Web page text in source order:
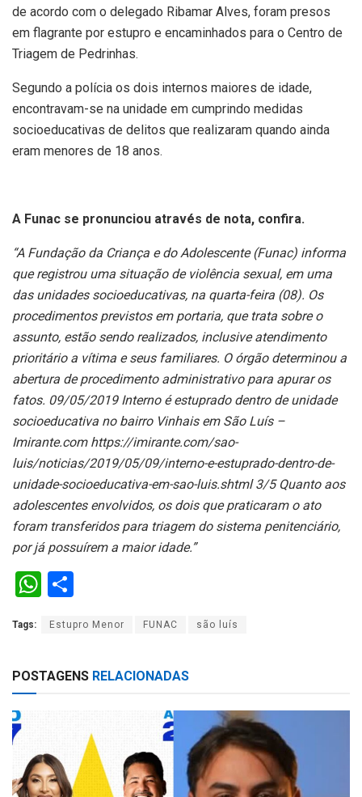
de acordo com o delegado Ribamar Alves, foram presos
em flagrante por estupro e encaminhados para o Centro de
Triagem de Pedrinhas.
Segundo a polícia os dois internos maiores de idade,
encontravam-se na unidade em cumprindo medidas
socioeducativas de delitos que realizaram quando ainda
eram menores de 18 anos.
A Funac se pronunciou através de nota, confira.
“A Fundação da Criança e do Adolescente (Funac) informa
que registrou uma situação de violência sexual, em uma
das unidades socioeducativas, na quarta-feira (08). Os
procedimentos previstos em portaria, que trata sobre o
assunto, estão sendo realizados, inclusive atendimento
prioritário a vítima e seus familiares. O órgão determinou a
abertura de procedimento administrativo para apurar os
fatos. 09/05/2019 Interno é estuprado dentro de unidade
socioeducativa no bairro Vinhais em São Luís –
Imirante.com https://imirante.com/sao-
luis/noticias/2019/05/09/interno-e-estuprado-dentro-de-
unidade-socioeducativa-em-sao-luis.shtml 3/5 Quanto aos
adolescentes envolvidos, os dois que praticaram o ato
foram transferidos para triagem do sistema penitenciário,
por já possuírem a maior idade.”
W
at
A
ar
Tags: Estupro Menor FUNAC são luís
POSTAGENS RELACIONADAS